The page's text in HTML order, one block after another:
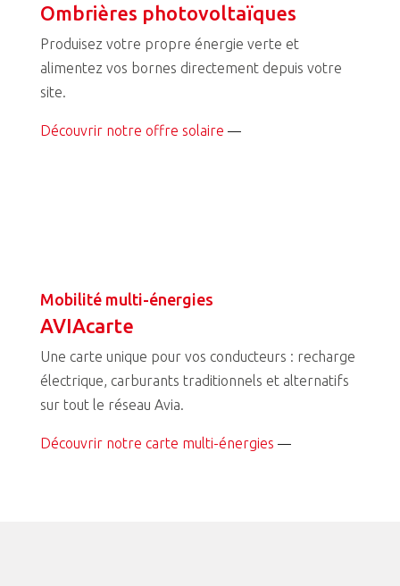
Ombrières photovoltaïques
Produisez votre propre énergie verte et
alimentez vos bornes directement depuis votre
site.
Découvrir notre offre solaire —
Mobilité multi-énergies
AVIAcarte
Une carte unique pour vos conducteurs : recharge
électrique, carburants traditionnels et alternatifs
sur tout le réseau Avia.
Découvrir notre carte multi-énergies —